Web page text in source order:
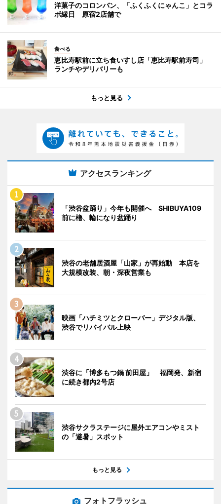
洋菓子のコロンバン、「ふくふくにゃんこ」とコラ
ボ縁日 原宿2店舗で
食べる
恵比寿駅前に立ち食いすし店「恵比寿駅前寿司」
ランチやデリバリーも
もっと見る
アクセスランキング
「渋谷盆踊り」今年も開催へ SHIBUYA109
前に櫓、輪になり盆踊り
渋谷の老舗居酒屋「山家」が再始動 本店を
大規模改装、朝・深夜営業も
映画「ハチミツとクローバー」デジタル版、
渋谷でリバイバル上映
渋谷に「博多もつ鍋 前田屋」 福岡発、新宿
に続き都内2号店
渋谷サクラステージに屋外エアコンやミスト
の「避暑」スポット
もっと見る
フォトフラッシュ